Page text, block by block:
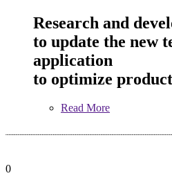
Research and
to update the new
application
to optimize
Read More
0